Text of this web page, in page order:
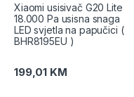
Xiaomi usisivač G20 Lite
18.000 Pa usisna snaga
LED svjetla na papučici (
BHR8195EU )
199,01 KM